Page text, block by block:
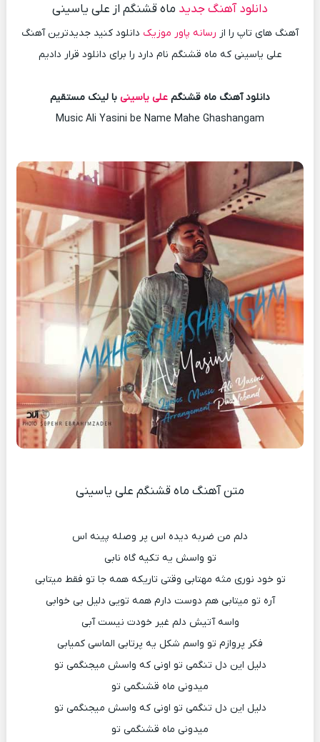
دانلود آهنگ جدید ماه قشنگم از علی یاسینی
آهنگ های تاپ را از رسانه پاور موزیک دانلود کنید جدیدترین آهنگ
علی یاسینی که ماه قشنگم نام دارد را برای دانلود قرار دادیم
دانلود آهنگ ماه قشنگم علی یاسینی با لینک مستقیم
Music Ali Yasini be Name Mahe Ghashangam
متن آهنگ ماه قشنگم علی یاسینی
دلم من ضربه دیده اس پر وصله پینه اس
تو واسش یه تکیه گاه نابی
تو خود نوری مثه مهتابی وقتی تاریکه همه جا تو فقط میتابی
آره تو میتابی هم دوست دارم همه تویی دلیل بی خوابی
واسه آتیش دلم غیر خودت نیست آبی
فکر پروازم تو واسم شکل یه پرتابی الماسی کمیابی
دلیل این دل تنگمی تو اونی که واسش میجنگمی تو
میدونی ماه قشنگمی تو
دلیل این دل تنگمی تو اونی که واسش میجنگمی تو
میدونی ماه قشنگمی تو